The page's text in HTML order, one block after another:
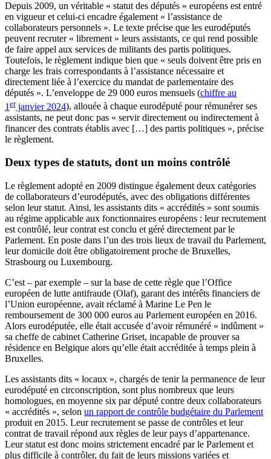
Depuis 2009, un véritable « statut des députés » européens est entré
en vigueur et celui-ci encadre également « l’assistance de
collaborateurs personnels ». Le texte précise que les eurodéputés
peuvent recruter « librement » leurs assistants, ce qui rend possible
de faire appel aux services de militants des partis politiques.
Toutefois, le règlement indique bien que « seuls doivent être pris en
charge les frais correspondants à l’assistance nécessaire et
directement liée à l’exercice du mandat de parlementaire des
députés ». L’enveloppe de 29 000 euros mensuels (chiffre au
1 erjanvier 2024), allouée à chaque eurodéputé pour rémunérer ses
assistants, ne peut donc pas « servir directement ou indirectement à
financer des contrats établis avec […] des partis politiques », précise
le règlement.
Deux types de statuts, dont un moins contrôlé
Le règlement adopté en 2009 distingue également deux catégories
de collaborateurs d’eurodéputés, avec des obligations différentes
selon leur statut. Ainsi, les assistants dits « accrédités » sont soumis
au régime applicable aux fonctionnaires européens : leur recrutement
est contrôlé, leur contrat est conclu et géré directement par le
Parlement. En poste dans l’un des trois lieux de travail du Parlement,
leur domicile doit être obligatoirement proche de Bruxelles,
Strasbourg ou Luxembourg.
C’est – par exemple – sur la base de cette règle que l’Office
européen de lutte antifraude (Olaf), garant des intérêts financiers de
l’Union européenne, avait réclamé à Marine Le Pen le
remboursement de 300 000 euros au Parlement européen en 2016.
Alors eurodéputée, elle était accusée d’avoir rémunéré « indûment »
sa cheffe de cabinet Catherine Griset, incapable de prouver sa
résidence en Belgique alors qu’elle était accréditée à temps plein à
Bruxelles.
Les assistants dits « locaux », chargés de tenir la permanence de leur
eurodéputé en circonscription, sont plus nombreux que leurs
homologues, en moyenne six par député contre deux collaborateurs
« accrédités », selon un rapport de contrôle budgétaire du Parlement
produit en 2015. Leur recrutement se passe de contrôles et leur
contrat de travail répond aux règles de leur pays d’appartenance.
Leur statut est donc moins strictement encadré par le Parlement et
plus difficile à contrôler, du fait de leurs missions variées et